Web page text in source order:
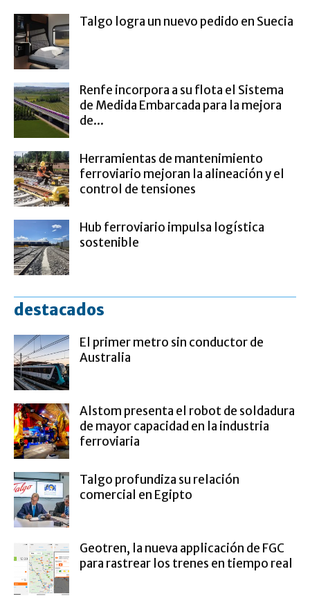
Talgo logra un nuevo pedido en Suecia
Renfe incorpora a su flota el Sistema
de Medida Embarcada para la mejora
de...
Herramientas de mantenimiento
ferroviario mejoran la alineación y el
control de tensiones
Hub ferroviario impulsa logística
sostenible
destacados
El primer metro sin conductor de
Australia
Alstom presenta el robot de soldadura
de mayor capacidad en la industria
ferroviaria
Talgo profundiza su relación
comercial en Egipto
Geotren, la nueva applicación de FGC
para rastrear los trenes en tiempo real